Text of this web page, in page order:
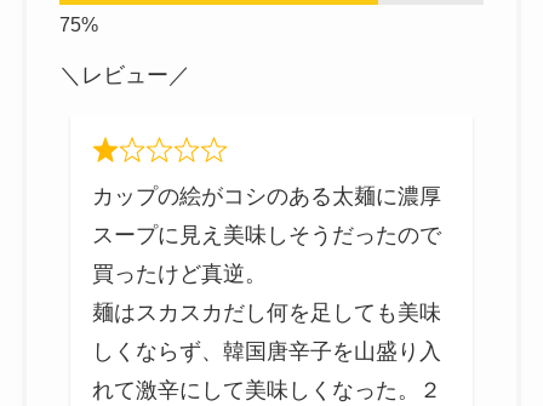
＼レビュー／
カップの絵がコシのある太麺に濃厚
スープに見え美味しそうだったので
買ったけど真逆。
麺はスカスカだし何を足しても美味
しくならず、韓国唐辛子を山盛り入
れて激辛にして美味しくなった。２